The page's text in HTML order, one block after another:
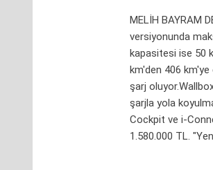
MELİH BAYRAM
versiyonunda
kapasitesi ise 50
km'den 406 km'ye
şarj
şarjla yola
Cockpit ve i-
1.580.000 TL.